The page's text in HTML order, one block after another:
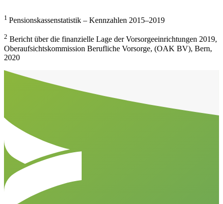
1 Pensionskassenstatistik – Kennzahlen 2015–2019
2 Bericht über die finanzielle Lage der Vorsorgeeinrichtungen 2019,
Oberaufsichtskommission Berufliche Vorsorge, (OAK BV), Bern,
2020
Aller en haut de la page
Bas de page